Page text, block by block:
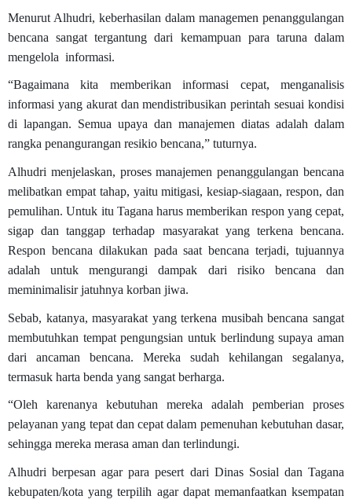
Menurut Alhudri, keberhasilan dalam managemen penanggulangan
bencana sangat tergantung dari kemampuan para taruna dalam
mengelola informasi.
“Bagaimana kita memberikan informasi cepat, menganalisis
informasi yang akurat dan mendistribusikan perintah sesuai kondisi
di lapangan. Semua upaya dan manajemen diatas adalah dalam
rangka penangurangan resikio bencana,” tuturnya.
Alhudri menjelaskan, proses manajemen penanggulangan bencana
melibatkan empat tahap, yaitu mitigasi, kesiap-siagaan, respon, dan
pemulihan. Untuk itu Tagana harus memberikan respon yang cepat,
sigap dan tanggap terhadap masyarakat yang terkena bencana.
Respon bencana dilakukan pada saat bencana terjadi, tujuannya
adalah untuk mengurangi dampak dari risiko bencana dan
meminimalisir jatuhnya korban jiwa.
Sebab, katanya, masyarakat yang terkena musibah bencana sangat
membutuhkan tempat pengungsian untuk berlindung supaya aman
dari ancaman bencana. Mereka sudah kehilangan segalanya,
termasuk harta benda yang sangat berharga.
“Oleh karenanya kebutuhan mereka adalah pemberian proses
pelayanan yang tepat dan cepat dalam pemenuhan kebutuhan dasar,
sehingga mereka merasa aman dan terlindungi.
Alhudri berpesan agar para pesert dari Dinas Sosial dan Tagana
kebupaten/kota yang terpilih agar dapat memanfaatkan ksempatan